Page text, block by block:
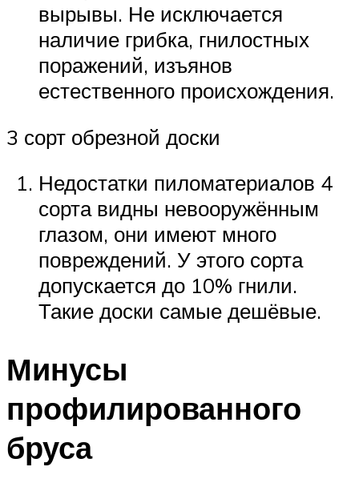
вырывы. Не исключается
наличие грибка, гнилостных
поражений, изъянов
естественного происхождения.
3 сорт обрезной доски
Недостатки пиломатериалов 4
сорта видны невооружённым
глазом, они имеют много
повреждений. У этого сорта
допускается до 10% гнили.
Такие доски самые дешёвые.
Минусы
профилированного
бруса